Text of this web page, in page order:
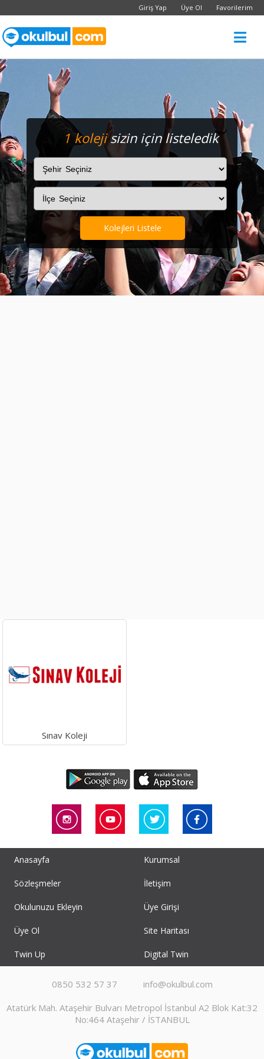
Giriş Yap Üye Ol Favorilerim
1 kolejisizin için listeledik
Kolejleri Listele
Sınav Koleji
Anasayfa Kurumsal
Sözleşmeler İletişim
Okulunuzu Ekleyin Üye Girişi
Üye Ol Site Haritası
Twin Up Digital Twin
0850 532 57 37
info@okulbul.com
Atatürk Mah. Ataşehir Bulvarı Metropol İstanbul A2 Blok Kat:32
No:464 Ataşehir / İSTANBUL